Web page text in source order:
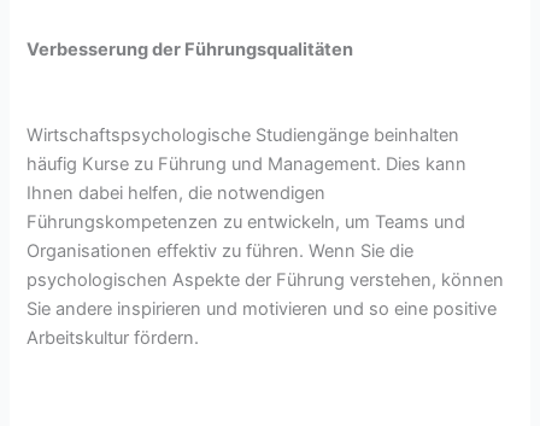
Verbesserung der Führungsqualitäten
Wirtschaftspsychologische Studiengänge beinhalten
häufig Kurse zu Führung und Management. Dies kann
Ihnen dabei helfen, die notwendigen
Führungskompetenzen zu entwickeln, um Teams und
Organisationen effektiv zu führen. Wenn Sie die
psychologischen Aspekte der Führung verstehen, können
Sie andere inspirieren und motivieren und so eine positive
Arbeitskultur fördern.